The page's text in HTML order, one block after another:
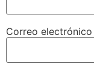
Correo electrónico